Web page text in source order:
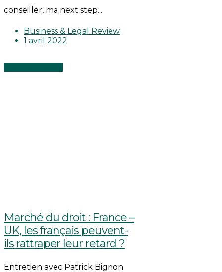
conseiller, ma next step...
Business & Legal Review
1 avril 2022
Marché du droit : France –
UK, les français peuvent-
ils rattraper leur retard ?
Entretien avec Patrick Bignon